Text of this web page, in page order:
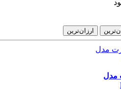
ارزان‌ترین